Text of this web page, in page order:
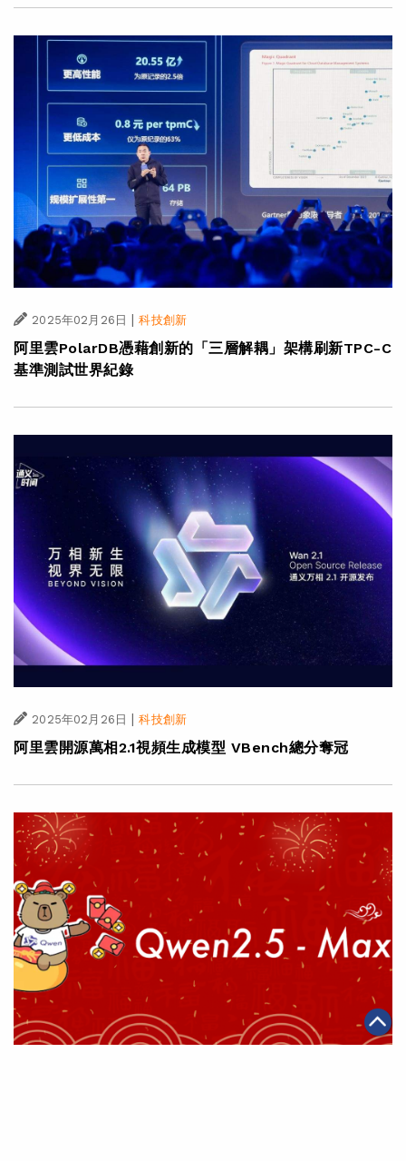
2025年02月26日 | 科技創新
阿里雲PolarDB憑藉創新的「三層解耦」架構刷新TPC-C
基準測試世界紀錄
2025年02月26日 科技創新
阿里雲開源萬相2.1視頻生成模型 VBench總分奪冠